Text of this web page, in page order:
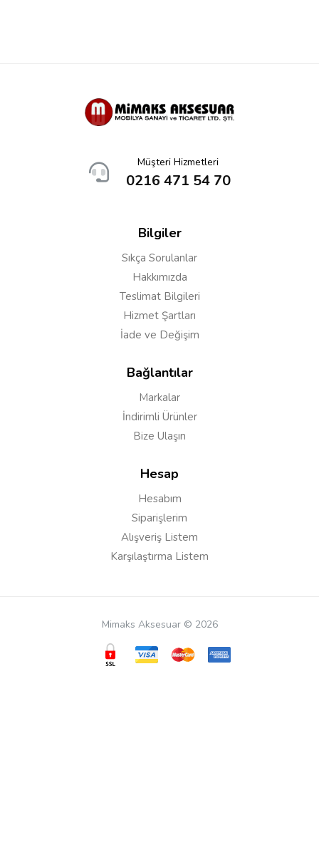
Müşteri Hizmetleri
0216 471 54 70
Bilgiler
Sıkça Sorulanlar
Hakkımızda
Teslimat Bilgileri
Hizmet Şartları
İade ve Değişim
Bağlantılar
Markalar
İndirimli Ürünler
Bize Ulaşın
Hesap
Hesabım
Siparişlerim
Alışveriş Listem
Karşılaştırma Listem
Mimaks Aksesuar © 2026